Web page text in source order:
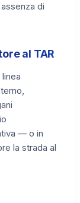
di
al TAR
— o in
la strada al